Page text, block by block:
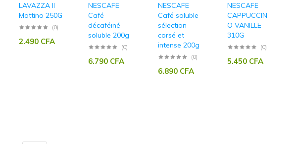
LAVAZZA Il
Mattino 250G
(0)
2.490 CFA
NESCAFE
Café
décaféiné
soluble 200g
(0)
6.790 CFA
NESCAFE
Café soluble
sélection
corsé et
intense 200g
(0)
6.890 CFA
NESCAFE
CAPPUCCIN
O VANILLE
310G
(0)
5.450 CFA